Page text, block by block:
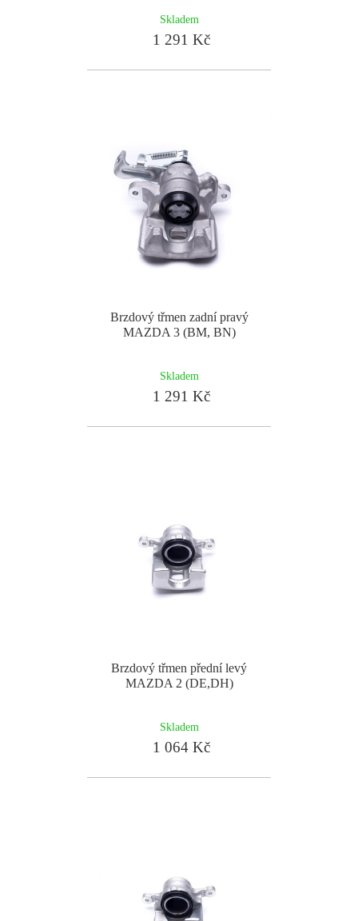
Skladem
1 291 Kč
Brzdový třmen zadní pravý
MAZDA 3 (BM, BN)
Skladem
1 291 Kč
Brzdový třmen přední levý
MAZDA 2 (DE,DH)
Skladem
1 064 Kč